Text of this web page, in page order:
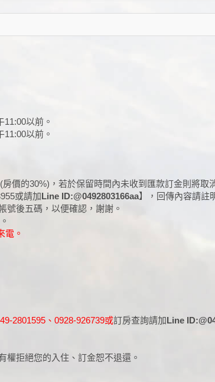
以前。
以前。
價的30%)，若於保留時間內未收到匯款訂金則將取
或請加Line ID:@0492803166aa】，回傳內容請註
號後五碼，以便確認，謝謝。
電。
2801595、0928-926739或訂房查詢請加Line
拒絕您的入住、訂金恕不退還。